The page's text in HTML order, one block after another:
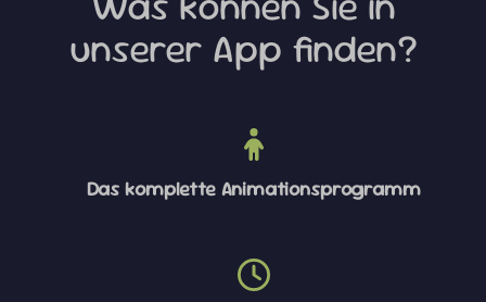
unserer App finden?
Das komplette Animationsprogramm